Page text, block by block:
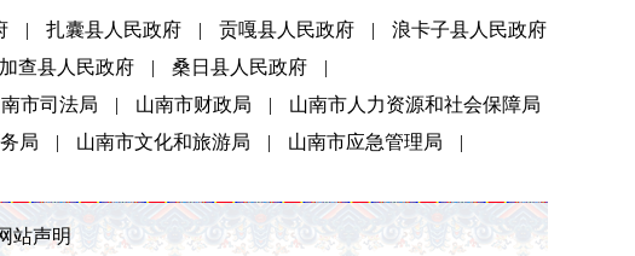
| 扎囊县人民政府 | 贡嘎县人民政府 |
浪卡子县人民政府
加查县人民政府 | 桑日县人民政府
|
市司法局 | 山南市财政局 |
山南市人力资源和社会保障局
局 | 山南市文化和旅游局 | 山南市应急管理局
|
站声明